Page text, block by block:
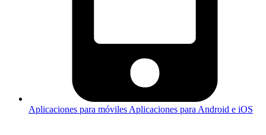
Aplicaciones para móviles Aplicaciones para Android e iOS